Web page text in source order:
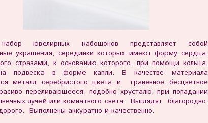
ювелирных кабошонов представляет собой
украшения, серединки которых имеют форму сердца,
стразами, к основанию которого, при помощи кольца,
подвеска в форме капли. В качестве материала
металл серебристого цвета и граненное бесцветное
переливающееся, подобно хрусталю, при попадании
лучей или комнатного света. Выглядят благородно,
Выполнены аккуратно и качественно.